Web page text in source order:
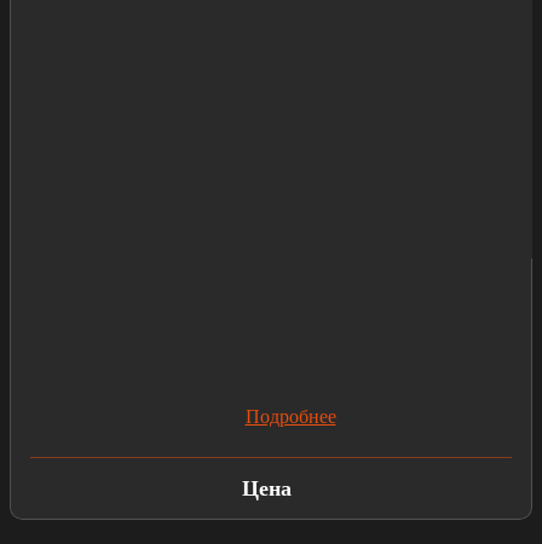
Подробнее
Цена